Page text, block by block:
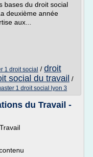
bases du droit social
deuxième année
aux...
1 droit social / droit
social du travail /
1 droit social lyon 3
du Travail -